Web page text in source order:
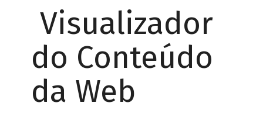
Visualizador
do Conteúdo
da Web